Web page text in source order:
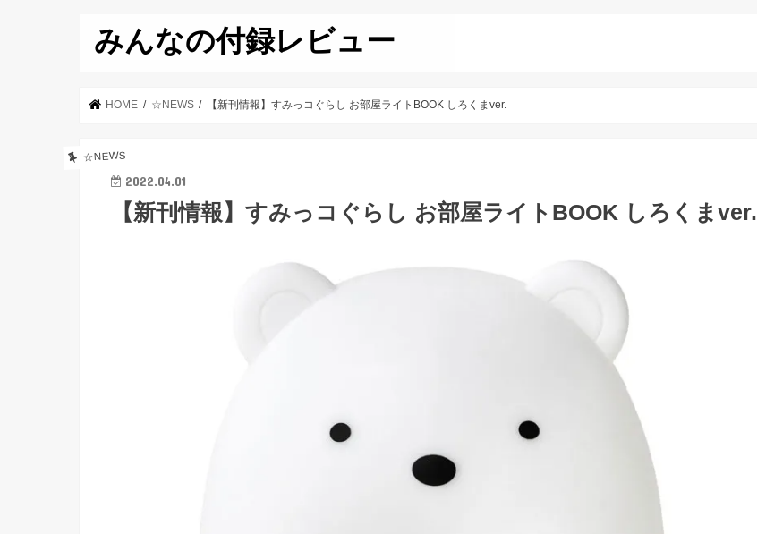
みんなの付録レビュー
HOME ☆NEWS 【新刊情報】すみっコぐらし お部屋ライトBOOK しろくまver.
☆NEWS
2022.04.01
【新刊情報】すみっコぐらし お部屋ライトBOOK しろくまver.